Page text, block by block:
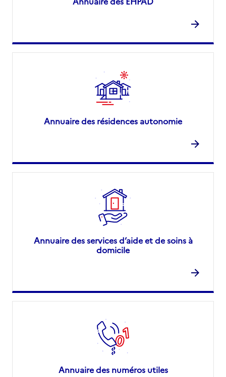
Annuaire des résidences autonomie
Annuaire des services d’aide et de soins à
domicile
Annuaire des numéros utiles